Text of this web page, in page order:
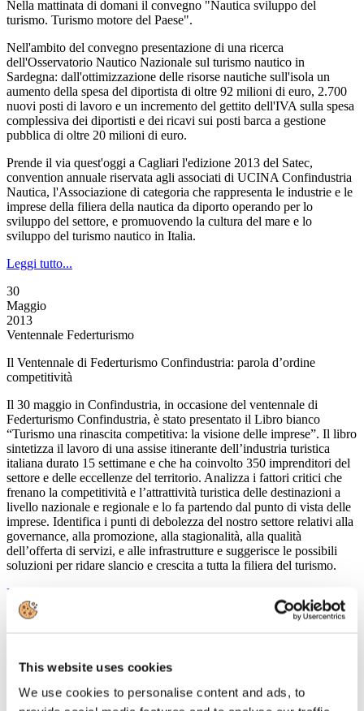
This website uses cookies
We use cookies to personalise content and ads, to
Nella mattinata di domani il convegno "Nautica sviluppo del
turismo. Turismo motore del Paese".
Nell'ambito del convegno presentazione di una ricerca
dell'Osservatorio Nautico Nazionale sul turismo nautico in
Sardegna: dall'ottimizzazione delle risorse nautiche sull'isola un
aumento della spesa del diportista di oltre 92 milioni di euro, 2.700
nuovi posti di lavoro e un incremento del gettito dell'IVA sulla spesa
complessiva dei diportisti e dei ricavi sui posti barca a gestione
pubblica di oltre 20 milioni di euro.
Prende il via quest'oggi a Cagliari l'edizione 2013 del Satec,
convention annuale riservata agli associati di UCINA Confindustria
Nautica, l'Associazione di categoria che rappresenta le industrie e le
imprese della filiera della nautica da diporto operando per lo
sviluppo del settore, e promuovendo la cultura del mare e lo
sviluppo del turismo nautico in Italia.
Leggi tutto...
30
Maggio
2013
Ventennale Federturismo
Il Ventennale di Federturismo Confindustria: parola d’ordine
competitività
Il 30 maggio in Confindustria, in occasione del ventennale di
Federturismo Confindustria, è stato presentato il Libro bianco
“Turismo una rinascita competitiva: la visione delle imprese”. Il libro
sintetizza il lavoro di una assise itinerante dell’industria turistica
italiana durato 15 settimane e che ha coinvolto 350 imprenditori del
settore e delle eccellenze del territorio. Analizza i fattori critici che
frenano la competitività e l’attrattività turistica delle destinazioni a
livello nazionale e regionale e lo fa partendo dal punto di vista delle
imprese. Identifica i punti di debolezza del nostro settore relativi alla
governance, alla promozione, alla stagionalità, alla qualità
dell’offerta di servizi, e alle infrastrutture e suggerisce le possibili
soluzioni per ridare slancio e crescita a tutta la filiera del turismo.
Leggi tutto...
Confindustria Nord Sardegna
Seminario sul turismo